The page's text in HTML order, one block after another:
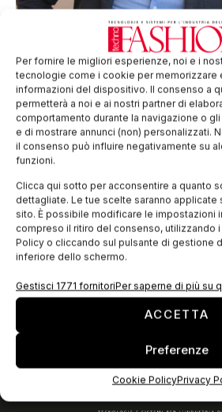
Per fornire le migliori esperienze, noi e i
tecnologie come i cookie per memorizzare
informazioni del dispositivo. Il consenso a
permetterà a noi e ai nostri partner di
comportamento durante la navigazione o
e di mostrare annunci (non) personalizzati.
il consenso può influire negativamente su
funzioni.
Clicca qui sotto per acconsentire a quanto
dettagliate. Le tue scelte saranno applicate
sito. È possibile modificare le impostazioni
compreso il ritiro del consenso, utilizzando
Policy o cliccando sul pulsante di gestione
inferiore dello schermo.
Gestisci 1771 fornitoriPer saperne di più su
ACCETTA
Preferenze
Cookie PolicyPrivacy
Optitex apre la filiale a Milano
Antonio Sgroi country
Optitex, fornitore leader di soluzioni
prototipia virtuale 3D, ha aperto la sua
e ha posto alla guida del team Antonio
EDICOLA WEB
ISCRIVITI ALLA